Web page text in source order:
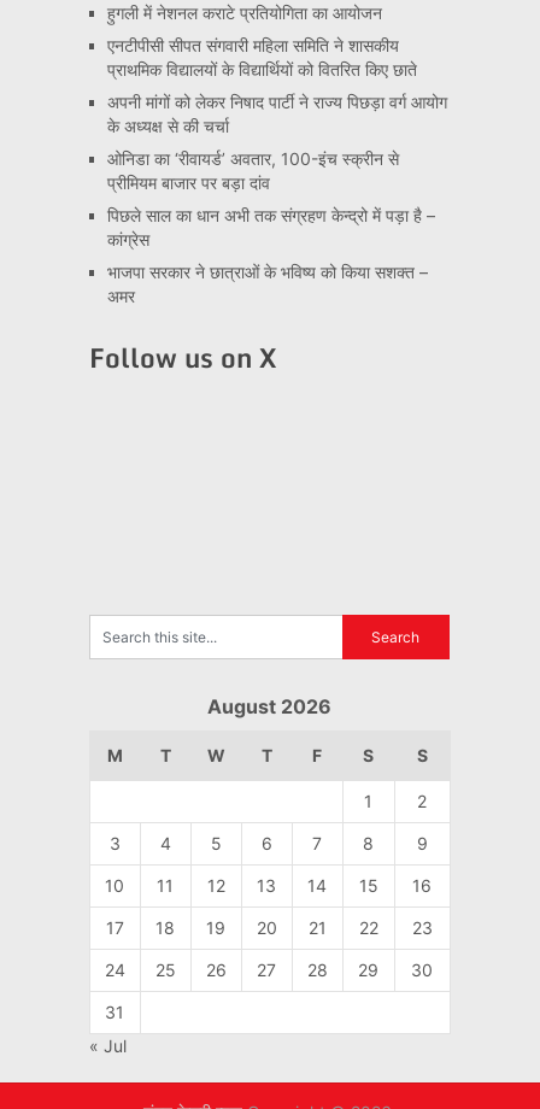
हुगली में नेशनल कराटे प्रतियोगिता का आयोजन
एनटीपीसी सीपत संगवारी महिला समिति ने शासकीय
प्राथमिक विद्यालयों के विद्यार्थियों को वितरित किए छाते
अपनी मांगों को लेकर निषाद पार्टी ने राज्य पिछड़ा वर्ग आयोग
के अध्यक्ष से की चर्चा
ओनिडा का ‘रीवायर्ड’ अवतार, 100-इंच स्क्रीन से
प्रीमियम बाजार पर बड़ा दांव
पिछले साल का धान अभी तक संग्रहण केन्द्रो में पड़ा है –
कांग्रेस
भाजपा सरकार ने छात्राओं के भविष्य को किया सशक्त –
अमर
Follow us on X
August 2026
M T W T F S S
1 2
3 4 5 6 7 8 9
10 11 12 13 14 15 16
17 18 19 20 21 22 23
24 25 26 27 28 29 30
31
« Jul